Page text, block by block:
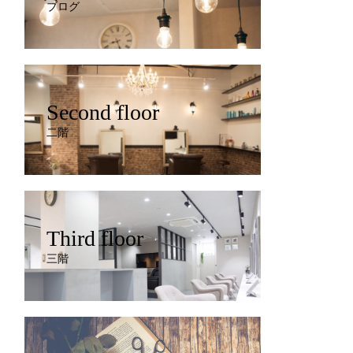
ブログ
Second floor
二階
Third floor
三階